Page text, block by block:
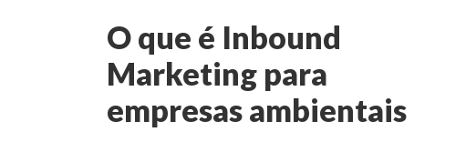
O que é Inbound
Marketing para
empresas ambientais